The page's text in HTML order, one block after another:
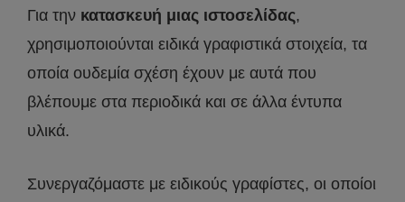
Για την κατασκευή μιας ιστοσελίδας,
χρησιμοποιούνται ειδικά γραφιστικά στοιχεία, τα
οποία ουδεμία σχέση έχουν με αυτά που
βλέπουμε στα περιοδικά και σε άλλα έντυπα
υλικά.
Συνεργαζόμαστε με ειδικούς γραφίστες, οι οποίοι